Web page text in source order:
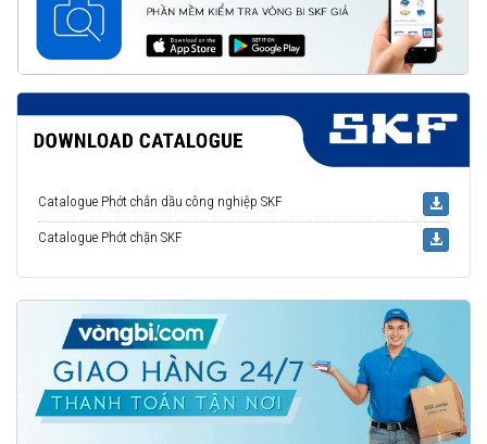
Catalogue Phớt chắn dầu công nghiệp SKF
Catalogue Phớt chặn SKF